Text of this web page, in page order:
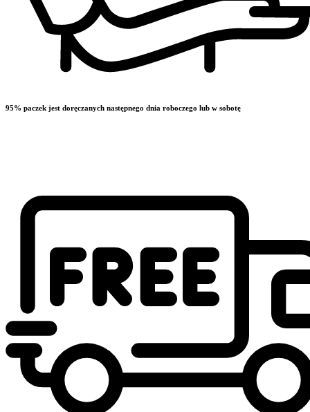
95% paczek jest doręczanych następnego dnia roboczego lub w sobotę